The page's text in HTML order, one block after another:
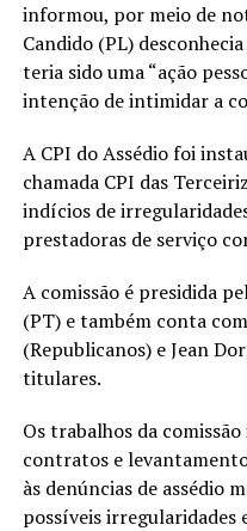
informou, por meio de
Candido (PL)
teria sido uma “ação
intenção de intimidar a
A CPI do Assédio foi
chamada CPI das
indícios de
prestadoras de serviço
A comissão é presidida
(PT) e também conta
(Republicanos) e Jean
titulares.
Os trabalhos da
contratos e
às denúncias de assédio
possíveis irregularidades